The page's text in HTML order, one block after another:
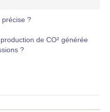
précise ?
de CO² générée
?